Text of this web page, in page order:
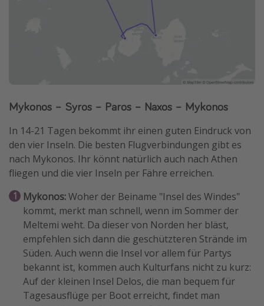
Mykonos – Syros – Paros – Naxos – Mykonos
In 14-21 Tagen bekommt ihr einen guten Eindruck von
den vier Inseln. Die besten Flugverbindungen gibt es
nach Mykonos. Ihr könnt natürlich auch nach Athen
fliegen und die vier Inseln per Fähre erreichen.
Mykonos:Woher der Beiname "Insel des Windes"
kommt, merkt man schnell, wenn im Sommer der
Meltemi weht. Da dieser von Norden her bläst,
empfehlen sich dann die geschützteren Strände im
Süden. Auch wenn die Insel vor allem für Partys
bekannt ist, kommen auch Kulturfans nicht zu kurz:
Auf der kleinen Insel Delos, die man bequem für
Tagesausflüge per Boot erreicht, findet man